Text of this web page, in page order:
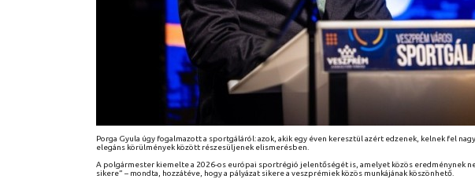
Porga Gyula úgy fogalmazott a sportgáláról: azok, akik egy éven keresztül azért edzenek, kelnek fel
elegáns körülmények között részesüljenek elismerésben.
A polgármester kiemelte a 2026-os európai sportrégió jelentőségét is, amelyet közös eredménynek
sikere” – mondta, hozzátéve, hogy a pályázat sikere a veszprémiek közös munkájának köszönhető.